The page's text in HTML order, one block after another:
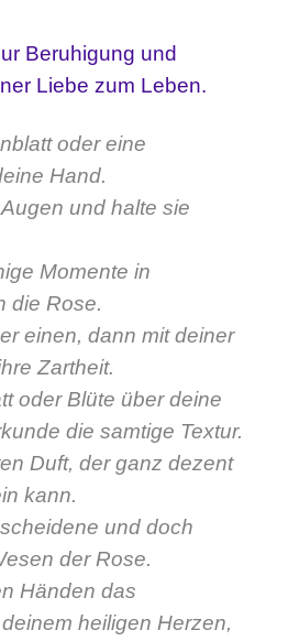
Beruhigung und
Liebe zum Leben.
oder eine
Hand.
und halte sie
Momente in
die Rose.
einen, dann mit deiner
Zartheit.
oder Blüte über deine
die samtige Textur.
Duft, der ganz dezent
kann.
und doch
der Rose.
Händen das
heiligen Herzen,